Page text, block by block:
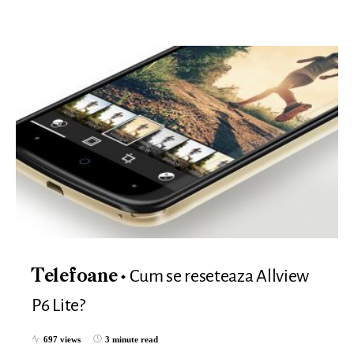
Telefoane
Cum se reseteaza Allview
P6 Lite?
697 views 3 minute read